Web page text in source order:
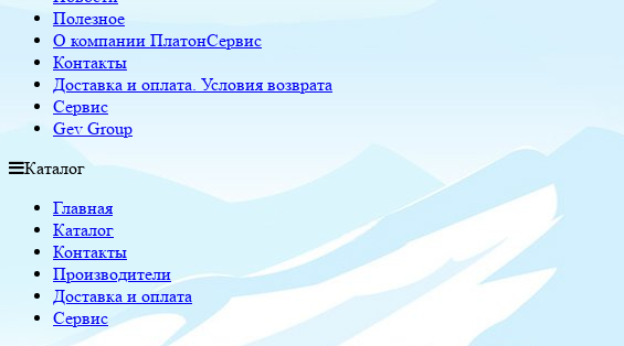
Полезное
О компании ПлатонСервис
Контакты
Доставка и оплата. Условия возврата
Сервис
Gev Group
Каталог
Главная
Каталог
Контакты
Производители
Доставка и оплата
Сервис